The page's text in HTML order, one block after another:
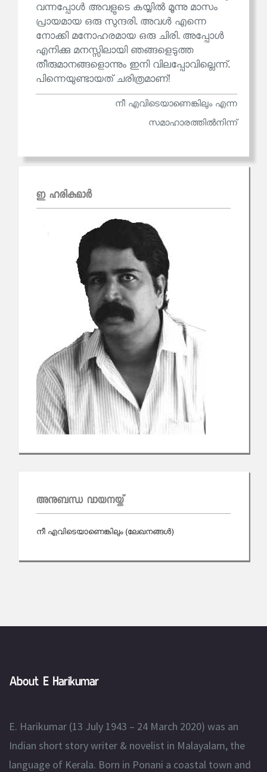
വന്നപ്പോൾ അവളുടെ കയ്യിൽ മൂന്നു മാസം
പ്രായമായ ഒരു സുന്ദരി. അവൾ എന്നെ
നോക്കി മനോഹരമായ ഒരു ചിരി. അപ്പോൾ
എനിക്കു മനസ്സിലായി ഞങ്ങളെടുത്ത
തീരുമാനങ്ങളൊന്നും ഇനി വിലപ്പോവില്ലെന്ന്.
പിന്നെയുണ്ടായത് ചരിത്രമാണ്!
നീ എവിടെയാണെങ്കിലും എന്ന
സമാഹാരത്തില്‍നിന്ന്
ഇ ഹരികുമാര്‍
അനുബന്ധ വായനയ്ക്ക്
നീ എവിടെയാണെങ്കിലും (ലേഖനങ്ങള്‍)
About E Harikumar
E. Harikumar (13 July 1943 – 24 March 2020) was an
Indian short story writer & novelist in Malayalam, the
language of Kerala. Born in Ponani a coastal town and